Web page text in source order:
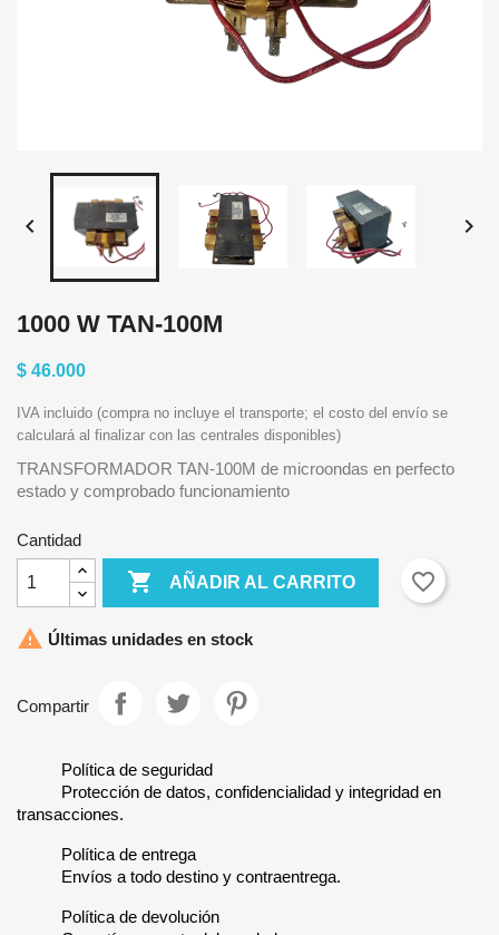
 
1000 W TAN-100M
$ 46.000
IVA incluido (compra no incluye el transporte; el costo del envío se
calculará al finalizar con las centrales disponibles)
TRANSFORMADOR TAN-100M de microondas en perfecto
estado y comprobado funcionamiento
Cantidad
 AÑADIR AL CARRITO favorite_border
 Últimas unidades en stock
Compartir
Política de seguridad
Protección de datos, confidencialidad y integridad en
transacciones.
Política de entrega
Envíos a todo destino y contraentrega.
Política de devolución